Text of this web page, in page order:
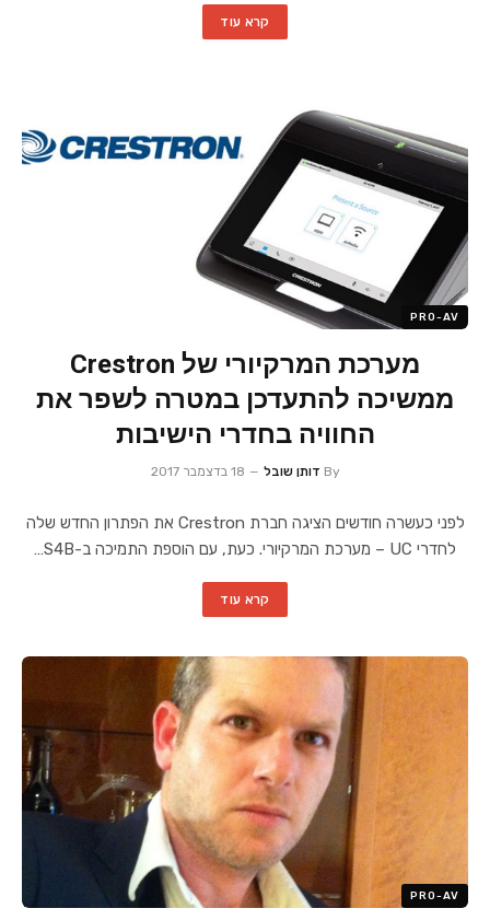
קרא עוד
PRO-AV
מערכת המרקיורי של Crestron
ממשיכה להתעדכן במטרה לשפר את
החוויה בחדרי הישיבות
By דותן שובל 18 בדצמבר 2017
לפני כעשרה חודשים הציגה חברת Crestron את הפתרון החדש שלה
לחדרי UC – מערכת המרקיורי. כעת, עם הוספת התמיכה ב-S4B…
קרא עוד
PRO-AV